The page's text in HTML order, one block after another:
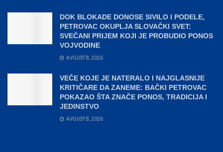
DOK BLOKADE DONOSE SIVILO I PODELE,
PETROVAC OKUPLJA SLOVAČKI SVET:
SVEČANI PRIJEM KOJI JE PROBUDIO PONOS
VOJVODINE
AVGUST 8, 2026
VEČE KOJE JE NATERALO I NAJGLASNIJE
KRITIČARE DA ZANEME: BAČKI PETROVAC
POKAZAO ŠTA ZNAČE PONOS, TRADICIJA I
JEDINSTVO
AVGUST 8, 2026